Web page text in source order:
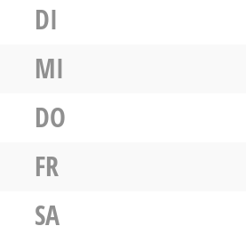
DI
MI
DO
FR
SA